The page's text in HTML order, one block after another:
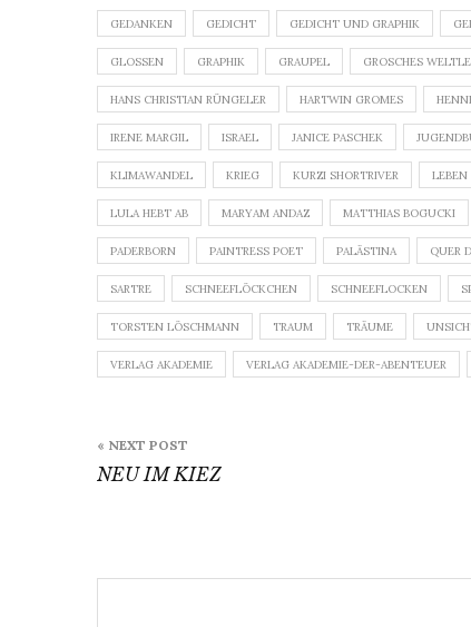
GEDANKEN GEDICHT GEDICHT UND GRAPHIK
GLOSSEN GRAPHIK GRAUPEL GROSCHES
HANS CHRISTIAN RÜNGELER HARTWIN GROMES
IRENE MARGIL ISRAEL JANICE PASCHEK
KLIMAWANDEL KRIEG KURZI SHORTRIVER LEBEN
LULA HEBT AB MARYAM ANDAZ MATTHIAS BOGUCKI
PADERBORN PAINTRESS POET PALÄSTINA QUER
SARTRE SCHNEEFLÖCKCHEN SCHNEEFLOCKEN
TORSTEN LÖSCHMANN TRAUM TRÄUME
VERLAG AKADEMIE VERLAG AKADEMIE-DER-ABENTEUER
« NEXT POST
NEU IM KIEZ